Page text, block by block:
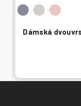
Dámská